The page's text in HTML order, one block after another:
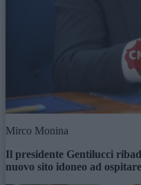
Mirco Monina
Il presidente Gentilucci
nuovo sito idoneo ad